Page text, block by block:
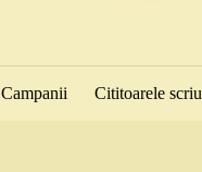
Campanii Cititoarele scriu